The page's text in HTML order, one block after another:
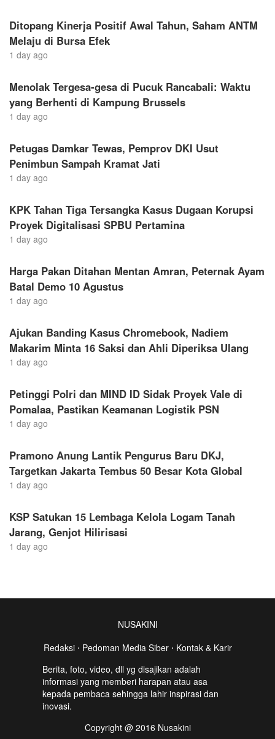
Ditopang Kinerja Positif Awal Tahun, Saham ANTM
Melaju di Bursa Efek
1 day ago
Menolak Tergesa-gesa di Pucuk Rancabali: Waktu
yang Berhenti di Kampung Brussels
1 day ago
Petugas Damkar Tewas, Pemprov DKI Usut
Penimbun Sampah Kramat Jati
1 day ago
KPK Tahan Tiga Tersangka Kasus Dugaan Korupsi
Proyek Digitalisasi SPBU Pertamina
1 day ago
Harga Pakan Ditahan Mentan Amran, Peternak Ayam
Batal Demo 10 Agustus
1 day ago
Ajukan Banding Kasus Chromebook, Nadiem
Makarim Minta 16 Saksi dan Ahli Diperiksa Ulang
1 day ago
Petinggi Polri dan MIND ID Sidak Proyek Vale di
Pomalaa, Pastikan Keamanan Logistik PSN
1 day ago
Pramono Anung Lantik Pengurus Baru DKJ,
Targetkan Jakarta Tembus 50 Besar Kota Global
1 day ago
KSP Satukan 15 Lembaga Kelola Logam Tanah
Jarang, Genjot Hilirisasi
1 day ago
NUSAKINI
Redaksi⋅ Pedoman Media Siber⋅ Kontak & Karir
Berita, foto, video, dll yg disajikan adalah
informasi yang memberi harapan atau asa
kepada pembaca sehingga lahir inspirasi dan
inovasi.
Copyright @ 2016 Nusakini